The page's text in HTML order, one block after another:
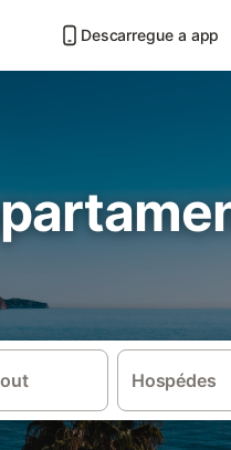
Descarregue a app
Hospédes